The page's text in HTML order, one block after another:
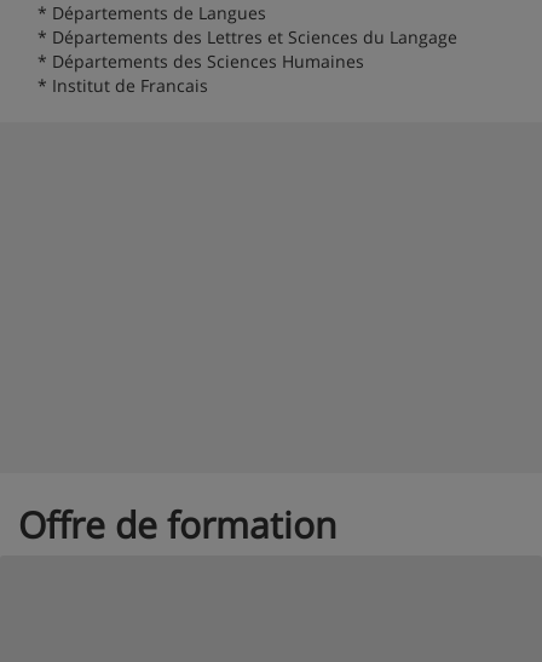
* Départements de Langues
* Départements des Lettres et Sciences du Langage
* Départements des Sciences Humaines
* Institut de Francais
Offre de formation